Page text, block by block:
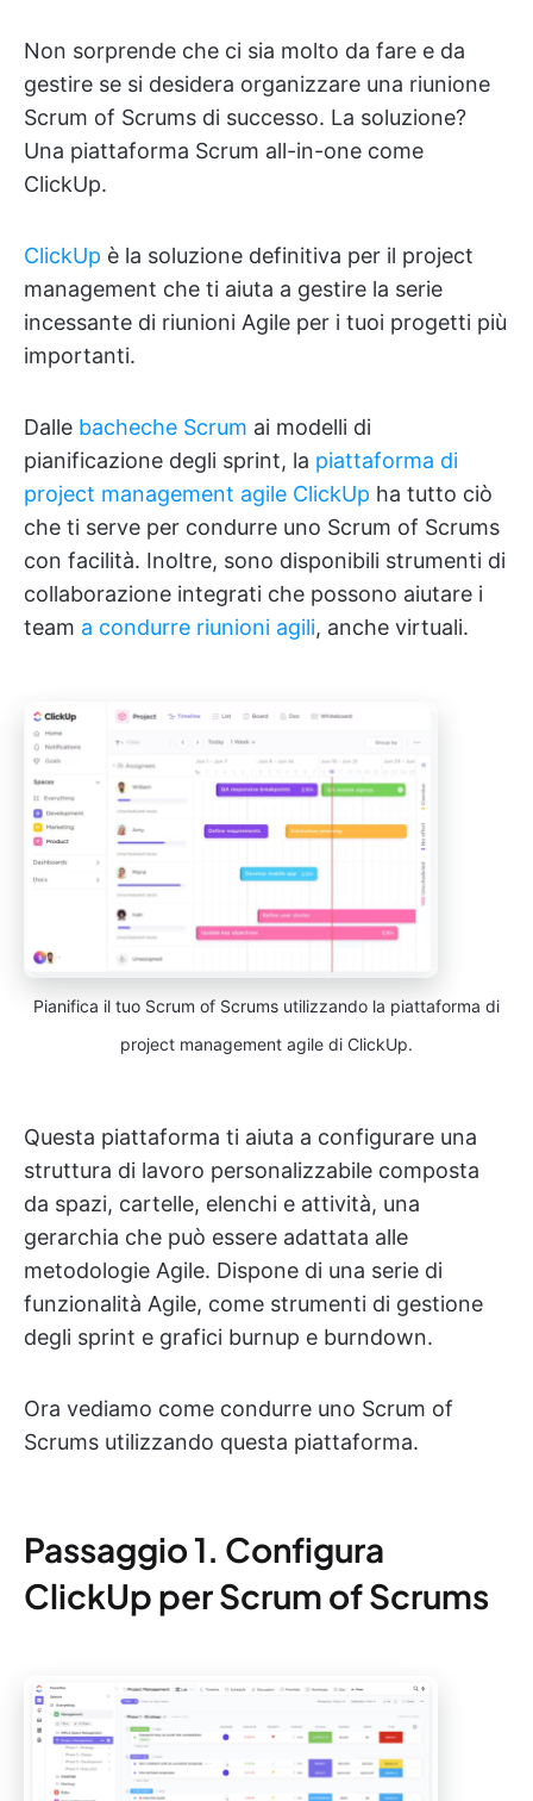
Non sorprende che ci sia molto da fare e da
gestire se si desidera organizzare una riunione
Scrum of Scrums di successo. La soluzione?
Una piattaforma Scrum all-in-one come
ClickUp.
ClickUp è la soluzione definitiva per il project
management che ti aiuta a gestire la serie
incessante di riunioni Agile per i tuoi progetti più
importanti.
Dalle bacheche Scrum ai modelli di
pianificazione degli sprint, la piattaforma di
project management agile ClickUp ha tutto ciò
che ti serve per condurre uno Scrum of Scrums
con facilità. Inoltre, sono disponibili strumenti di
collaborazione integrati che possono aiutare i
team a condurre riunioni agili, anche virtuali.
Pianifica il tuo Scrum of Scrums utilizzando la piattaforma di
project management agile di ClickUp.
Questa piattaforma ti aiuta a configurare una
struttura di lavoro personalizzabile composta
da spazi, cartelle, elenchi e attività, una
gerarchia che può essere adattata alle
metodologie Agile. Dispone di una serie di
funzionalità Agile, come strumenti di gestione
degli sprint e grafici burnup e burndown.
Ora vediamo come condurre uno Scrum of
Scrums utilizzando questa piattaforma.
Passaggio 1. Configura
ClickUp per Scrum of Scrums